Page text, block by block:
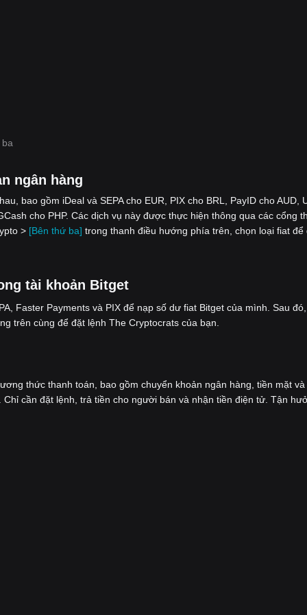
ngân hàng
bao gồm iDeal và SEPA cho EUR, PIX cho BRL, PayID cho AUD,
cho PHP. Các dịch vụ này được thực hiện thông qua các cổng
> [Bên thứ ba] trong thanh điều hướng phía trên, chọn loại fiat để
tài khoản Bitget
Faster Payments và PIX để nạp số dư fiat Bitget của mình. Sau đó,
trên cùng để đặt lệnh The Cryptocrats của bạn.
thức thanh toán, bao gồm chuyển khoản ngân hàng, tiền mặt
cần đặt lệnh, trả tiền cho người bán và nhận tiền điện tử. Tận